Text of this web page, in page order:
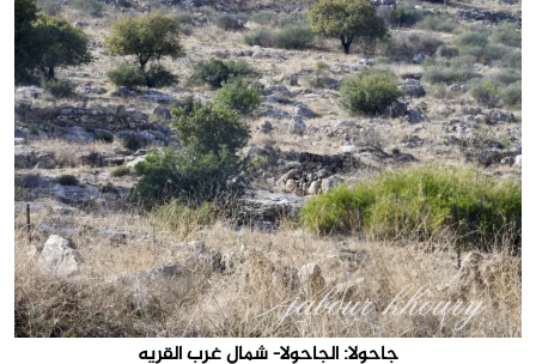
جاحولا: الجاحولا- شمال غرب القريه